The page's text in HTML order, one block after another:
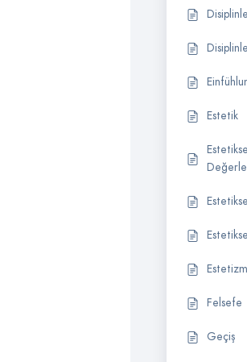
Estetik
Estetizm
Felsefe
Geçiş